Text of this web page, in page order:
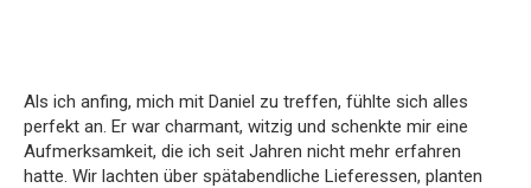
Als ich anfing, mich mit Daniel zu treffen, fühlte sich alles
perfekt an. Er war charmant, witzig und schenkte mir eine
Aufmerksamkeit, die ich seit Jahren nicht mehr erfahren
hatte. Wir lachten über spätabendliche Lieferessen, planten